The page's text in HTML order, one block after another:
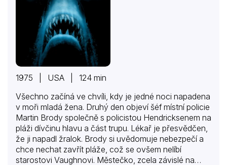
1975 | USA | 124 min
Všechno začíná ve chvíli, kdy je jedné noci napadena
v moři mladá žena. Druhý den objeví šéf místní policie
Martin Brody společně s policistou Hendricksenem na
pláži dívčinu hlavu a část trupu. Lékař je přesvědčen,
že ji napadl žralok. Brody si uvědomuje nebezpečí a
chce nechat zavřít pláže, což se ovšem nelíbí
starostovi Vaughnovi. Městečko, zcela závislé na